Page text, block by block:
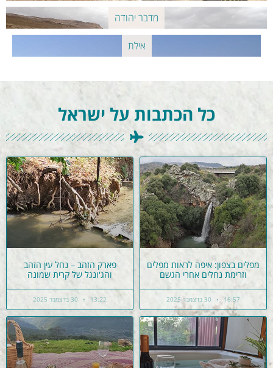
מדבר יהודה
אילת
כל הכתבות על ישראל
מפלים בצפון: איפה לראות מפלים
וזרימת נחלים אחרי הגשם
16:57
פארק הזהב – נחל עין הזהב
והג'ונגל של קרית שמונה
13:22